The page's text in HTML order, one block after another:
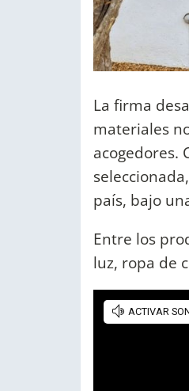
La firma
materiales
acogedores.
país, bajo
Entre los
luz, ropa de